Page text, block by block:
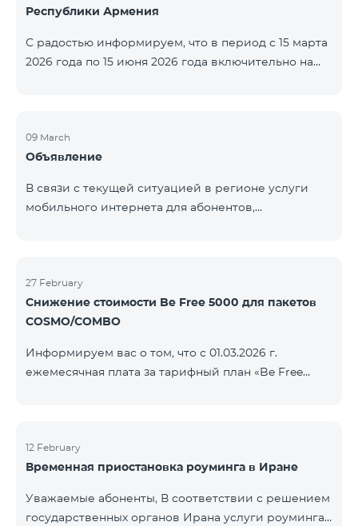
обращаться в компанию «Фаст Медиа».
Республики Армения
С радостью информируем, что в период с 15 марта
2026 года по 15 июня 2026 года включительно на
Региональный будут доступны со скидкой 25% при
подключении на 12 месяцев с автоматическим
пакет COMBO 4 9900 также предоставляется со
скидкой 25% сроком на 12 месяцев. Кроме того, для
09 March
Объявление
В связи с текущей ситуацией в регионе услуги
мобильного интернета для абонентов,
Дополнительная информация будет
предоставлена в случае изменения ситуации.
Благодарим за понимание.
27 February
Снижение стоимости Be Free 5000 для пакетов
COSMO/COMBO
Информируем вас о том, что с 01.03.2026 г.
ежемесячная плата за тарифный план «Be Free
тарифному плану могут все абоненты с активной
подпиской на пакеты услуг COSMO или COMBO. С
ознакомиться здесь.
12 February
Временная приостановка роуминга в Иране
Уважаемые абоненты, В соответствии с решением
государственных органов Ирана услуги роуминга